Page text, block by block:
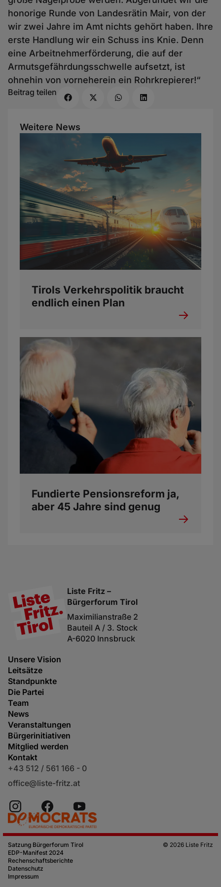
Weitere News
Tirols Verkehrspolitik braucht
endlich einen Plan
Fundierte Pensionsreform ja,
aber 45 Jahre sind genug
honorige Runde von Landesrätin Mair, von der
wir zwei Jahre im Amt nichts gehört haben. Ihre
erste Handlung wir ein Schuss ins Knie. Denn
eine Arbeitnehmerförderung, die auf der
Armutsgefährdungsschwelle aufsetzt, ist
ohnehin von vorneherein ein Rohrkrepierer!“
Beitrag teilen
Liste Fritz –
Bürgerforum Tirol
Maximilianstraße 2
Bauteil A / 3. Stock
A-6020 Innsbruck
Unsere Vision
Leitsätze
Standpunkte
Die Partei
Team
News
Veranstaltungen
Bürgerinitiativen
Mitglied werden
Kontakt
+43 512 / 561 166 - 0
office@liste-fritz.at
© 2026 Liste Fritz
Satzung Bürgerforum Tirol
EDP-Manifest 2024
Rechenschaftsberichte
Datenschutz
Impressum